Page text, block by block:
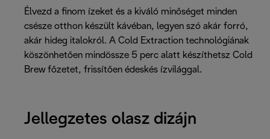
Élvezd a finom ízeket és a kiváló minőséget minden
csésze otthon készült kávéban, legyen szó akár forró,
akár hideg italokról. A Cold Extraction technológiának
köszönhetően mindössze 5 perc alatt készíthetsz Cold
Brew főzetet, frissítően édeskés ízvilággal.
Jellegzetes olasz dizájn